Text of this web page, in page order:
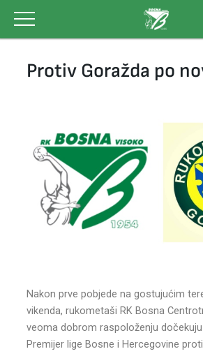
content
Protiv Goražda po
Nakon prve pobjede na gostujućim
vikenda, rukometaši RK Bosna
veoma dobrom raspoloženju
Premijer lige Bosne i Hercegovine